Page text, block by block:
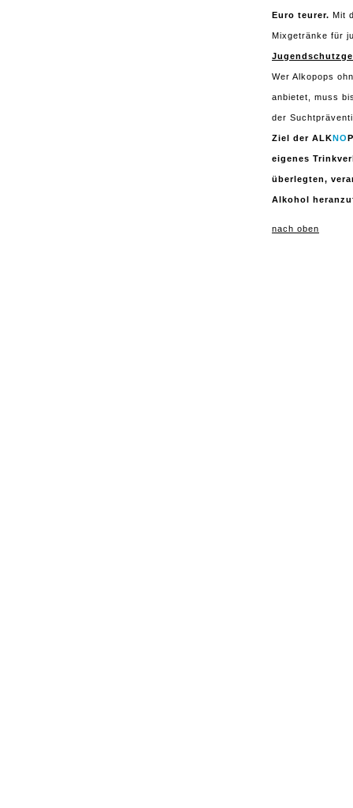
Euro teurer. Mit
Mixgetränke für
Wer Alkopops
anbietet, muss
der
Ziel der ALKNO
eigenes
überlegten,
Alkohol
nach oben